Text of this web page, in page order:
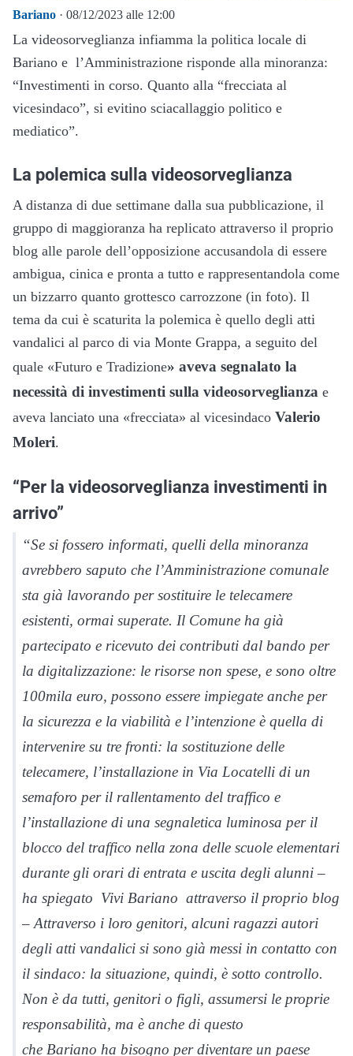
Bariano · 08/12/2023 alle 12:00
La videosorveglianza infiamma la politica locale di
Bariano e l’Amministrazione risponde alla minoranza:
“Investimenti in corso. Quanto alla “frecciata al
vicesindaco”, si evitino sciacallaggio politico e
mediatico”.
La polemica sulla videosorveglianza
A distanza di due settimane dalla sua pubblicazione, il
gruppo di maggioranza ha replicato attraverso il proprio
blog alle parole dell’opposizione accusandola di essere
ambigua, cinica e pronta a tutto e rappresentandola come
un bizzarro quanto grottesco carrozzone (in foto). Il
tema da cui è scaturita la polemica è quello degli atti
vandalici al parco di via Monte Grappa, a seguito del
quale «Futuro e Tradizione» aveva segnalato la
necessità di investimenti sulla videosorveglianza e
aveva lanciato una «frecciata» al vicesindaco Valerio
Moleri.
“Per la videosorveglianza investimenti in
arrivo”
“Se si fossero informati, quelli della minoranza
avrebbero saputo che l’Amministrazione comunale
sta già lavorando per sostituire le telecamere
esistenti, ormai superate. Il Comune ha già
partecipato e ricevuto dei contributi dal bando per
la digitalizzazione: le risorse non spese, e sono oltre
100mila euro, possono essere impiegate anche per
la sicurezza e la viabilità e l’intenzione è quella di
intervenire su tre fronti: la sostituzione delle
telecamere, l’installazione in Via Locatelli di un
semaforo per il rallentamento del traffico e
l’installazione di una segnaletica luminosa per il
blocco del traffico nella zona delle scuole elementari
durante gli orari di entrata e uscita degli alunni –
ha spiegato Vivi Bariano attraverso il proprio blog
– Attraverso i loro genitori, alcuni ragazzi autori
degli atti vandalici si sono già messi in contatto con
il sindaco: la situazione, quindi, è sotto controllo.
Non è da tutti, genitori o figli, assumersi le proprie
responsabilità, ma è anche di questo
che Bariano ha bisogno per diventare un paese